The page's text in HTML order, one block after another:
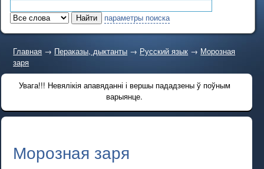
параметры поиска
Главная → Пераказы, дыктанты → Русский язык → Морозная
заря
Увага!!! Невялікія апавяданні і вершы пададзены ў поўным
варыянце.
Морозная заря